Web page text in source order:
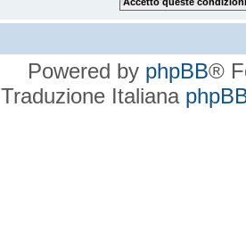
Powered by phpBB®
Traduzione Italiana